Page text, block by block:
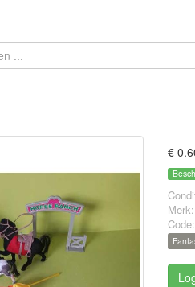
€
Merk:
Code: